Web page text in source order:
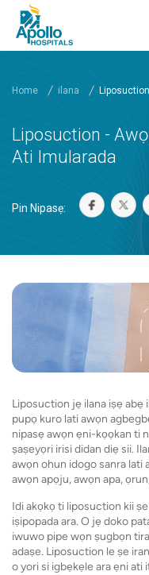
Home ilana
Liposuction -
Ati Imularada
Pin Nipasẹ:
Liposuction jẹ ilana iṣẹ abẹ
pupọ kuro lati awọn
nipasẹ awọn ẹni-kọọkan ti
ṣaṣeyọri irisi didan diẹ sii.
awọn ohun idogo sanra lati
awọn apọju, awọn apa,
Idi akọkọ ti liposuction kii
iṣipopada ara. O jẹ doko
iwuwo pipe wọn ṣugbọn
adaṣe. Liposuction le ṣe
o yori si igbẹkẹle ara ẹni ati